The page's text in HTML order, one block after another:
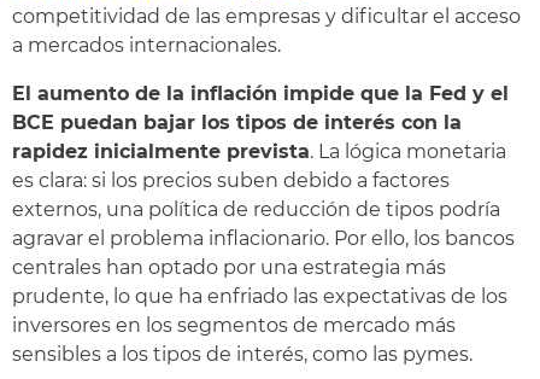
competitividad de las empresas y dificultar el acceso
a mercados internacionales.
El aumento de la inflación impide que la Fed y el
BCE puedan bajar los tipos de interés con la
rapidez inicialmente prevista. La lógica monetaria
es clara: si los precios suben debido a factores
externos, una política de reducción de tipos podría
agravar el problema inflacionario. Por ello, los bancos
centrales han optado por una estrategia más
prudente, lo que ha enfriado las expectativas de los
inversores en los segmentos de mercado más
sensibles a los tipos de interés, como las pymes.